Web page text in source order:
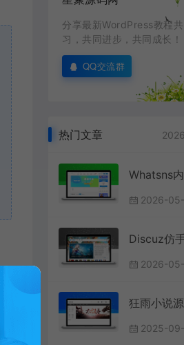
分享最新WordPress教程
习，共同进步，共同成长！
QQ交流群
热门文章
2026-
2026-
2025-